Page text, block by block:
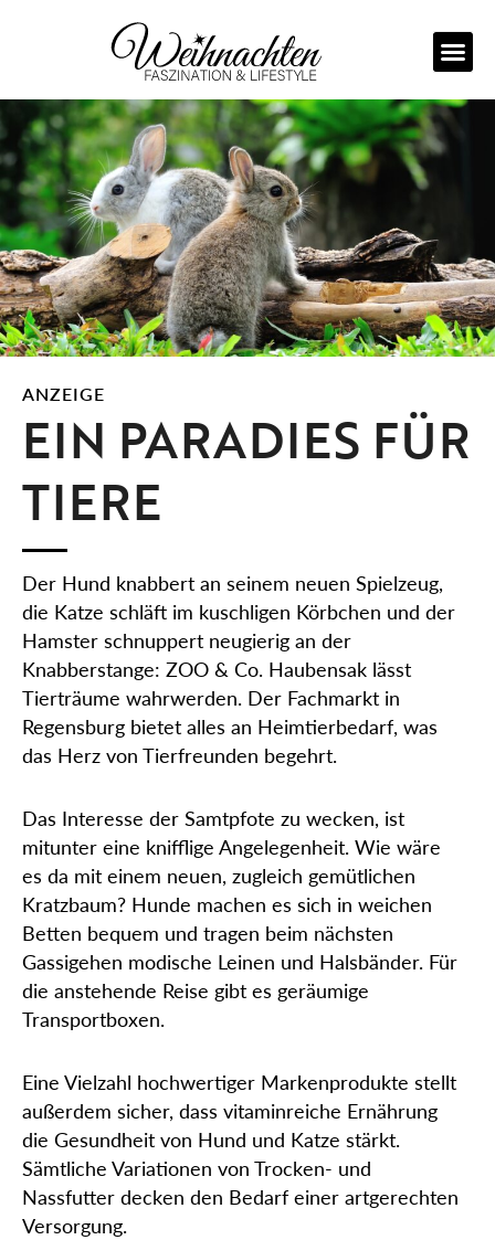
ANZEIGE
EIN PARADIES FÜR
TIERE
Der Hund knabbert an seinem neuen Spielzeug,
die Katze schläft im kuschligen Körbchen und der
Hamster schnuppert neugierig an der
Knabberstange: ZOO & Co. Haubensak lässt
Tierträume wahrwerden. Der Fachmarkt in
Regensburg bietet alles an Heimtierbedarf, was
das Herz von Tierfreunden begehrt.
Das Interesse der Samtpfote zu wecken, ist
mitunter eine knifflige Angelegenheit. Wie wäre
es da mit einem neuen, zugleich gemütlichen
Kratzbaum? Hunde machen es sich in weichen
Betten bequem und tragen beim nächsten
Gassigehen modische Leinen und Halsbänder. Für
die anstehende Reise gibt es geräumige
Transportboxen.
Eine Vielzahl hochwertiger Markenprodukte stellt
außerdem sicher, dass vitaminreiche Ernährung
die Gesundheit von Hund und Katze stärkt.
Sämtliche Variationen von Trocken- und
Nassfutter decken den Bedarf einer artgerechten
Versorgung.